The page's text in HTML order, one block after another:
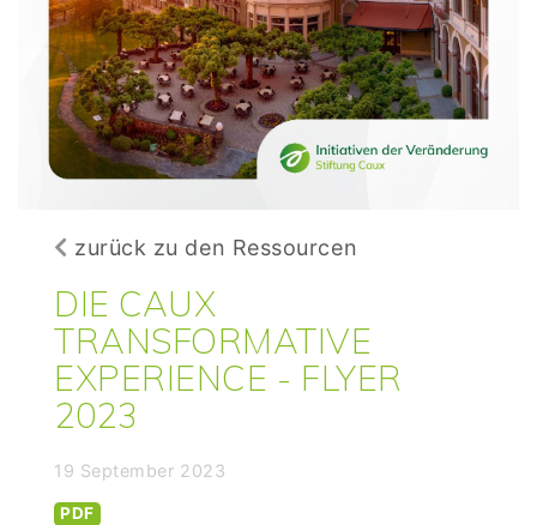
zurück zu den Ressourcen
DIE CAUX
TRANSFORMATIVE
EXPERIENCE - FLYER
2023
19 September 2023
PDF